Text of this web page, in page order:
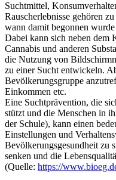
Suchtmittel,
Rauscherlebnisse gehören
wann damit begonnen
Dabei kann sich neben dem
Cannabis und anderen
die Nutzung von
zu einer Sucht entwickeln.
Bevölkerungsgruppe
Einkommen etc.
Eine Suchtprävention, die
stützt und die Menschen in
der Schule), kann einen
Einstellungen und
Bevölkerungsgesundheit zu
senken und die
(Quelle: https://